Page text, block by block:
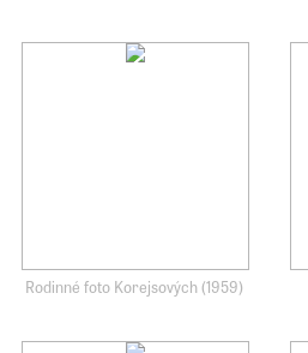
Rodinné foto Korejsových (1959)